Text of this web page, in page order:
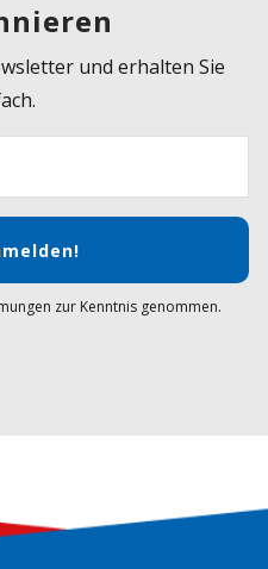
und erhalten Sie
zur Kenntnis genommen.